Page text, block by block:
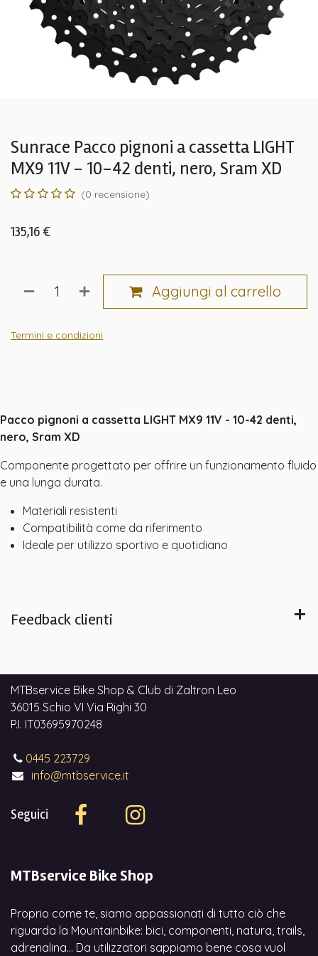
Sunrace Pacco pignoni a cassetta LIGHT
MX9 11V - 10-42 denti, nero, Sram XD
(0 recensione)
135,16 €
Aggiungi al carrello
Termini e condizioni
Pacco pignoni a cassetta LIGHT MX9 11V - 10-42 denti,
nero, Sram XD
Componente progettato per offrire un funzionamento fluido
e una lunga durata.
Materiali resistenti
Compatibilità come da riferimento
Ideale per utilizzo sportivo e quotidiano
Feedback clienti
MTBservice Bike Shop & Club di Zaltron Leo
36015 Schio VI Via Righi 30
P.I. IT03695970248
0445 223729
info@mtbservice.it
Seguici
MTBservice Bike Shop
Proprio come te, siamo appassionati di tutto ciò che
riguarda la Mountainbike: bici, componenti, natura, trails,
adrenalina... Da utilizzatori sappiamo bene cosa vuol